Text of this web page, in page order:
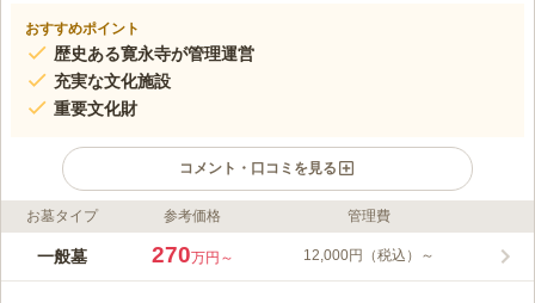
おすすめポイント
歴史ある寛永寺が管理運営
充実な文化施設
重要文化財
コメント・口コミを見る
ライフドット編集部のコメント
寛永二年に創建され、「東の比叡山」の異名をとる東叡山寛永寺
お墓タイプ 参考価格 管理費
一般墓 270万円～ 12,000円（税込）～